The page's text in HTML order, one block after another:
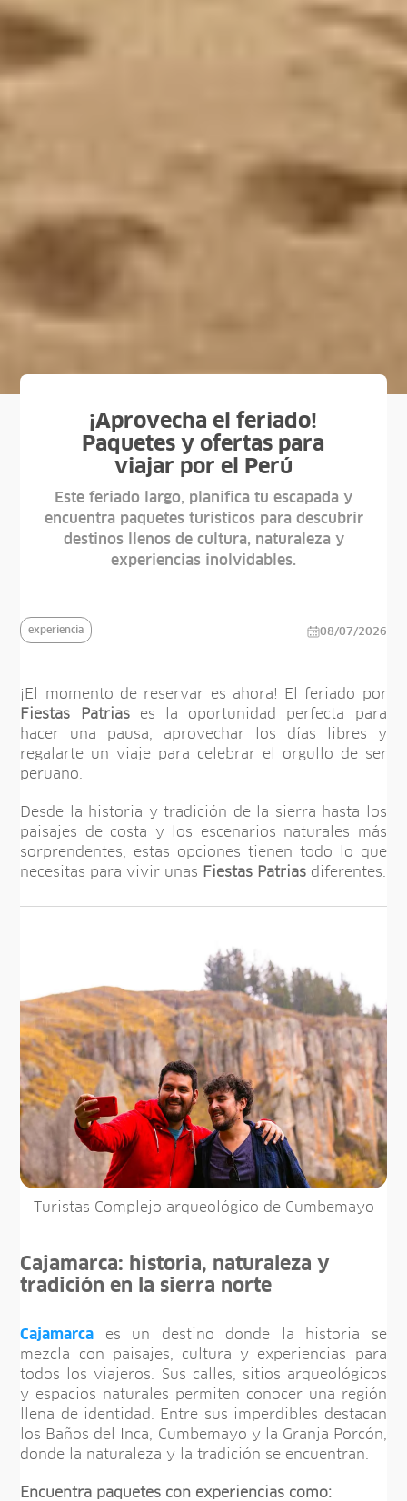
¡Aprovecha el feriado!
Paquetes y ofertas para
viajar por el Perú
Este feriado largo, planifica tu escapada y
encuentra paquetes turísticos para descubrir
destinos llenos de cultura, naturaleza y
experiencias inolvidables.
experiencia 08/07/2026
¡El momento de reservar es ahora! El feriado por
Fiestas Patriases la oportunidad perfecta para
hacer una pausa, aprovechar los días libres y
regalarte un viaje para celebrar el orgullo de ser
peruano.
Desde la historia y tradición de la sierra hasta los
paisajes de costa y los escenarios naturales más
sorprendentes, estas opciones tienen todo lo que
necesitas para vivir unas Fiestas Patrias diferentes.
Turistas Complejo arqueológico de Cumbemayo
Cajamarca: historia, naturaleza y
tradición en la sierra norte
Cajamarca es un destino donde la historia se
mezcla con paisajes, cultura y experiencias para
todos los viajeros. Sus calles, sitios arqueológicos
y espacios naturales permiten conocer una región
llena de identidad. Entre sus imperdibles destacan
los Baños del Inca, Cumbemayo y la Granja Porcón,
donde la naturaleza y la tradición se encuentran.
Encuentra paquetes con experiencias como: